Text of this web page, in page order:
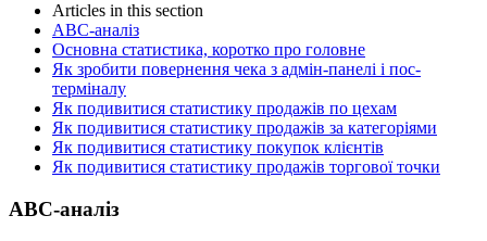
Articles in this section
ABC-аналіз
Основна статистика, коротко про головне
Як зробити повернення чека з адмін-панелі і пос-
терміналу
Як подивитися статистику продажів по цехам
Як подивитися статистику продажів за категоріями
Як подивитися статистику покупок клієнтів
Як подивитися статистику продажів торгової точки
ABC-аналіз